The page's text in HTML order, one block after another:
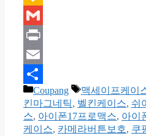
Kakao
Gmail
Print
Email
Share
카
테
고
리
Coupang
태
그
맥세이프케이
킨마그네틱, 벨킨케이스, 쉬
스, 아이폰17프로맥스, 아이
케이스, 카메라버튼보호, 쿠